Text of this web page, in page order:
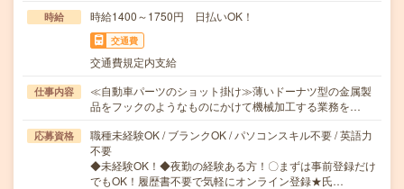
時給 時給1400～1750円 日払いOK！
交通費
交通費規定内支給
仕事内容
≪自動車パーツのショット掛け≫薄いドーナツ型の金属製
品をフックのようなものにかけて機械加工する業務を…
応募資格
職種未経験OK / ブランクOK / パソコンスキル不要 / 英語力
不要
◆未経験OK！◆夜勤の経験ある方！〇まずは事前登録だけ
でもOK！履歴書不要で気軽にオンライン登録★氏…